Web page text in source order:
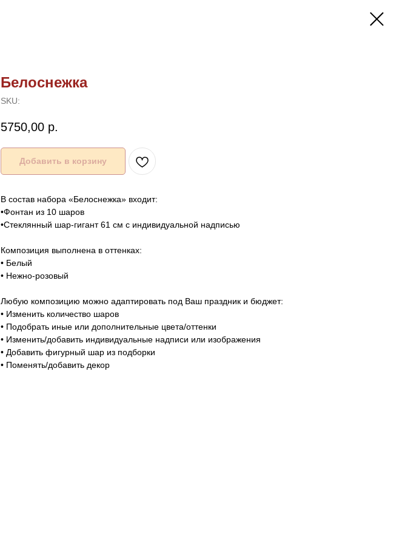
Белоснежка
SKU:
5750,00 р.
Добавить в корзину
В состав набора «Белоснежка» входит:
•Фонтан из 10 шаров
•Стеклянный шар-гигант 61 см с индивидуальной надписью
Композиция выполнена в оттенках:
• Белый
• Нежно-розовый
Любую композицию можно адаптировать под Ваш праздник и бюджет:
• Изменить количество шаров
• Подобрать иные или дополнительные цвета/оттенки
• Изменить/добавить индивидуальные надписи или изображения
• Добавить фигурный шар из подборки
• Поменять/добавить декор